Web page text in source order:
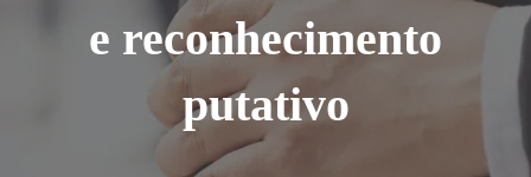
e reconhecimento
putativo